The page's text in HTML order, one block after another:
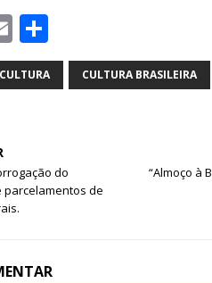
E
m
ai
h
ar
CULTURA CULTURA BRASILEIRA
do
parcelamentos de
“Almoço à